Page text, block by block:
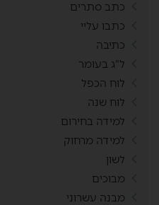
כתב סתרים
כתבו עליי
כתיבה
ל"ג בעומר
לוח הכפל
לוח שנה
למידה בחירום
למידה מרחוק
לשון
מבוכים
מבנה עשרוני